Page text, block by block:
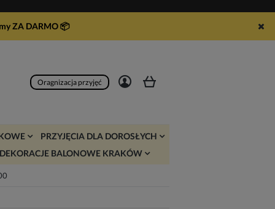
ZA DARMO📦
Oragnizacja przyjęć
PRZYJĘCIA DLA DOROSŁYCH
DEKORACJE BALONOWE KRAKÓW